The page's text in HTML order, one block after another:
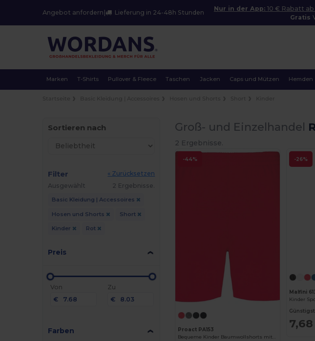
Angebot anfordern Lieferung in 24-48h Stunden
Nur in der App: 10 € Rabatt
Gratis
Marken T-Shirts Pullover & Fleece Taschen Jacken Caps und Mützen Hemden
Sortieren nach
Filter
« Zurücksetzen
Ausgewählt
2 Ergebnisse.
Basic Kleidung | Accessoires
Hosen und Shorts Short
Kinder Rot
Preis
Von
€
Zu
€
Farben
Groß- und Einzelhandel
2 Ergebnisse.
-44%
Proact PA153
Bequeme Kinder Baumwollshorts mit Taschen
-26%
Malfini
Kinder